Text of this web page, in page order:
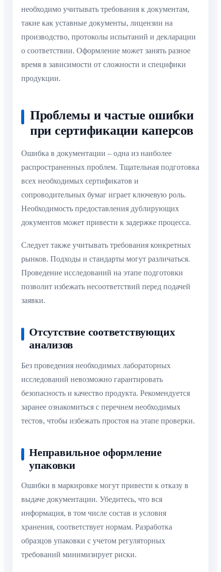
необходимо учитывать требования к документам,
такие как уставные документы, лицензии на
производство, протоколы испытаний и декларации
о соответствии. Оформление может занять разное
время в зависимости от сложности и специфики
продукции.
Проблемы и частые ошибки
при сертификации каперсов
Ошибка в документации – одна из наиболее
распространенных проблем. Тщательная подготовка
всех необходимых сертификатов и
сопроводительных бумаг играет ключевую роль.
Необходимость предоставления дублирующих
документов может привести к задержке процесса.
Следует также учитывать требования конкретных
рынков. Подходы и стандарты могут различаться.
Проведение исследований на этапе подготовки
позволит избежать несоответствий перед подачей
заявки.
Отсутствие соответствующих
анализов
Без проведения необходимых лабораторных
исследований невозможно гарантировать
безопасность и качество продукта. Рекомендуется
заранее ознакомиться с перечнем необходимых
тестов, чтобы избежать простоя на этапе проверки.
Неправильное оформление
упаковки
Ошибки в маркировке могут привести к отказу в
выдаче документации. Убедитесь, что вся
информация, в том числе состав и условия
хранения, соответствует нормам. Разработка
образцов упаковки с учетом регуляторных
требований минимизирует риски.